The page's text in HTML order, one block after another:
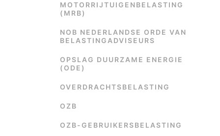
MOTORRIJTUIGENBELASTING
(MRB)
NOB NEDERLANDSE ORDE VAN
BELASTINGADVISEURS
OPSLAG DUURZAME ENERGIE
(ODE)
OVERDRACHTSBELASTING
OZB
OZB-GEBRUIKERSBELASTING